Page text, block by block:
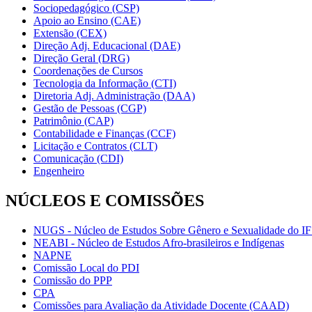
Sociopedagógico (CSP)
Apoio ao Ensino (CAE)
Extensão (CEX)
Direção Adj. Educacional (DAE)
Direção Geral (DRG)
Coordenações de Cursos
Tecnologia da Informação (CTI)
Diretoria Adj. Administração (DAA)
Gestão de Pessoas (CGP)
Patrimônio (CAP)
Contabilidade e Finanças (CCF)
Licitação e Contratos (CLT)
Comunicação (CDI)
Engenheiro
NÚCLEOS E COMISSÕES
NUGS - Núcleo de Estudos Sobre Gênero e Sexualidade do
NEABI - Núcleo de Estudos Afro-brasileiros e Indígenas
NAPNE
Comissão Local do PDI
Comissão do PPP
CPA
Comissões para Avaliação da Atividade Docente (CAAD)